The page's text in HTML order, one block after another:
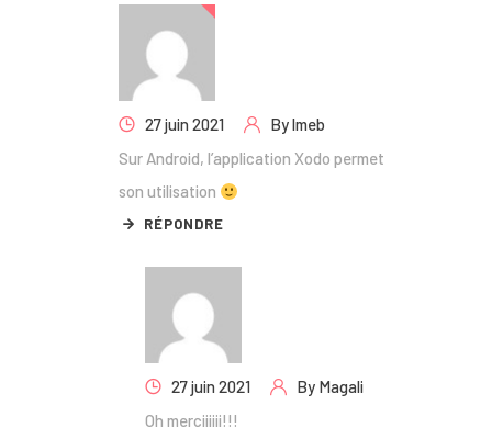
27 juin 2021 Bylmeb
Sur Android, l’application Xodo permet
son utilisation
RÉPONDRE
27 juin 2021 By Magali
Oh merciiiiii!!!